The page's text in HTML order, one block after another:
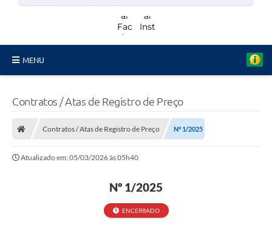
MENU
Licitações
Transparência
Contratos / Atas de Registro de Preço
Contratos / Atas de Registro de Preço Nº 1/2025
Atualizado em: 05/03/2026 às 05h40
Nº 1/2025
ENCERRADO